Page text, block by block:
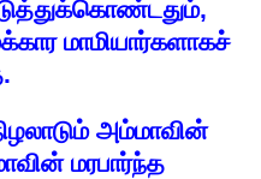
,
மாமியார்களாகச்
.
அம்மாவின்
மரபார்ந்த